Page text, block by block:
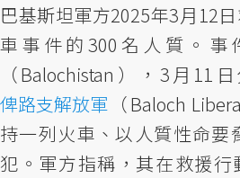
巴基斯坦軍方2025年3月12
車事件的300名人質。事
（Balochistan），3月11
俾路支解放軍 （Baloch
持一列火車、以人質性命要
犯。軍方指稱，其在救援行